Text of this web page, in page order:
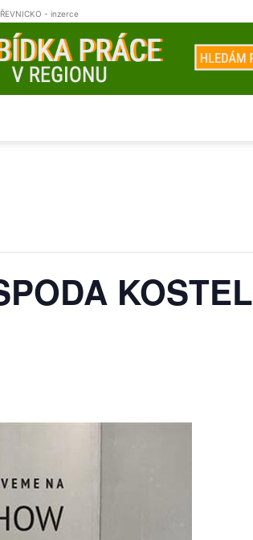
- inzerce
KOSTEL